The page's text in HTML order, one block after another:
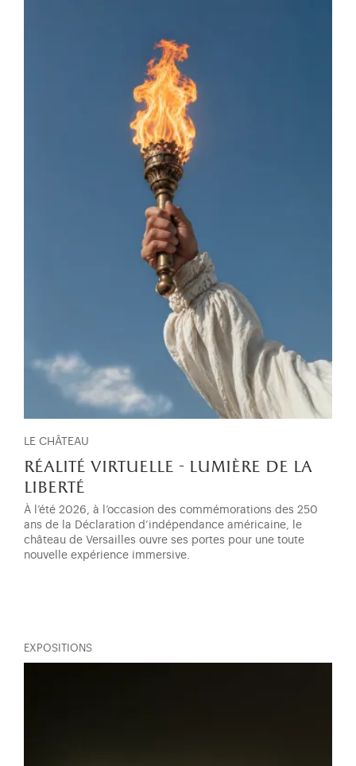
LE CHÂTEAU
réalité virtuelle - lumière de la
liberté
À l’été 2026, à l’occasion des commémorations des 250
ans de la Déclaration d’indépendance américaine, le
château de Versailles ouvre ses portes pour une toute
nouvelle expérience immersive.
EXPOSITIONS